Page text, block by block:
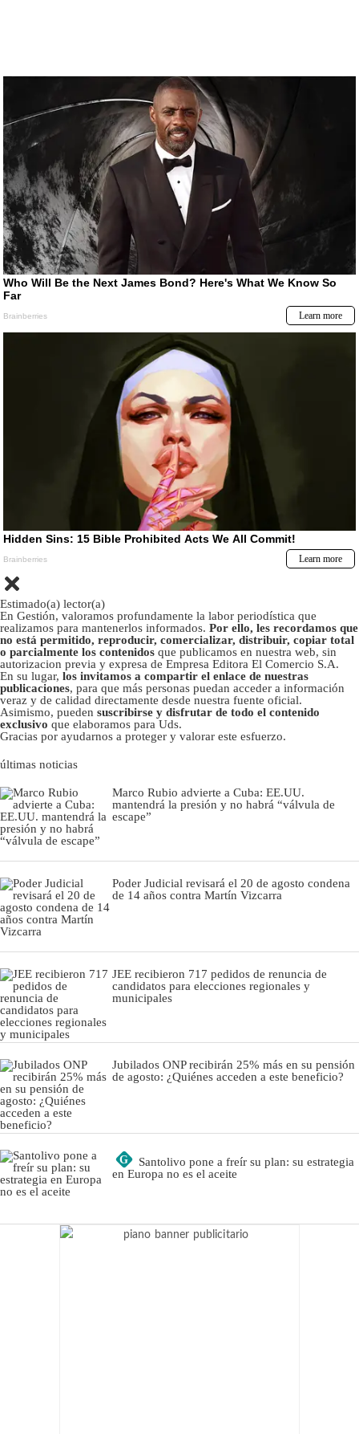
Estimado(a) lector(a)
En Gestión, valoramos profundamente la labor periodística que
realizamos para mantenerlos informados. Por ello, les recordamos que
no está permitido, reproducir, comercializar, distribuir, copiar total
o parcialmente los contenidos que publicamos en nuestra web, sin
autorizacion previa y expresa de Empresa Editora El Comercio S.A.
En su lugar, los invitamos a compartir el enlace de nuestras
publicaciones, para que más personas puedan acceder a información
veraz y de calidad directamente desde nuestra fuente oficial.
Asimismo, pueden suscribirse y disfrutar de todo el contenido
exclusivo que elaboramos para Uds.
Gracias por ayudarnos a proteger y valorar este esfuerzo.
últimas noticias
Marco Rubio advierte a Cuba: EE.UU.
mantendrá la presión y no habrá “válvula de
escape”
Poder Judicial revisará el 20 de agosto condena
de 14 años contra Martín Vizcarra
JEE recibieron 717 pedidos de renuncia de
candidatos para elecciones regionales y
municipales
Jubilados ONP recibirán 25% más en su pensión
de agosto: ¿Quiénes acceden a este beneficio?
G
Santolivo pone a freír su plan: su estrategia
en Europa no es el aceite